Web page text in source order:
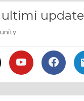
ultimi update